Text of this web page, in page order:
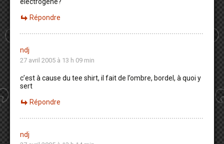
électrogène?
Répondre
ndj
27 avril 2005 à 13 h 09 min
c’est à cause du tee shirt, il fait de l’ombre, bordel, à quoi y
sert
Répondre
ndj